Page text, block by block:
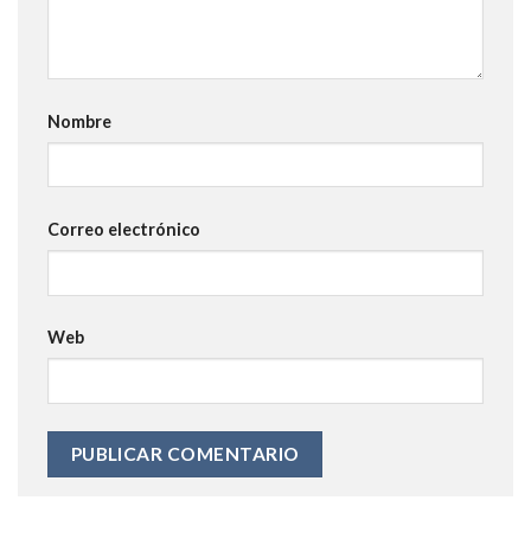
Nombre
Correo electrónico
Web